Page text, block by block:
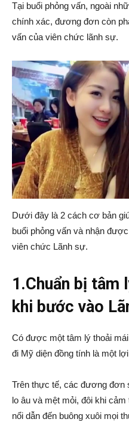
Tại buổi phỏng vấn, ngoài
chính xác, đương đơn còn
vấn của viên chức lãnh sự.
Dưới đây là 2 cách cơ bản
buổi phỏng vấn và nhận
viên chức Lãnh sự.
1.Chuẩn bị
khi bước vào
Có được một tâm lý thoải
đi Mỹ diện đồng tính là một
Trên thực tế, các đương đơn
lo âu và mệt mỏi, đôi khi
nổi dẫn đến buông xuôi mọi